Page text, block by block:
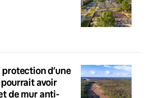
d’une
avoir
de mur anti-